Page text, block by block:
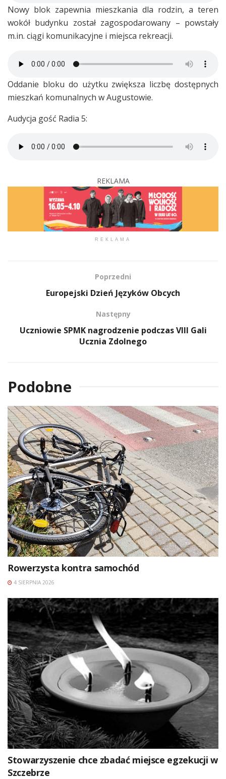
Nowy blok zapewnia mieszkania dla rodzin, a teren
wokół budynku został zagospodarowany – powstały
m.in. ciągi komunikacyjne i miejsca rekreacji.
Oddanie bloku do użytku zwiększa liczbę dostępnych
mieszkań komunalnych w Augustowie.
Audycja gość Radia 5:
REKLAMA
REKLAMA
Poprzedni
Europejski Dzień Języków Obcych
Następny
Uczniowie SPMK nagrodzenie podczas VIII Gali
Ucznia Zdolnego
Podobne
Rowerzysta kontra samochód
4 SIERPNIA 2026
Stowarzyszenie chce zbadać miejsce egzekucji w
Szczebrze